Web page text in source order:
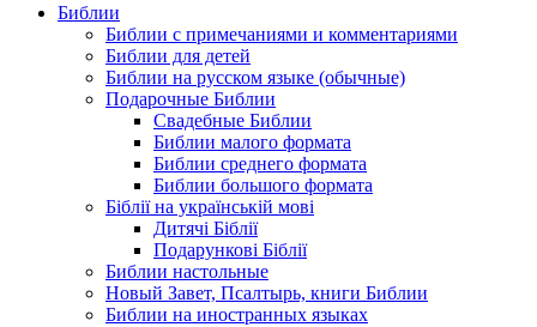
Библии
Библии с примечаниями и комментариями
Библии для детей
Библии на русском языке (обычные)
Подарочные Библии
Свадебные Библии
Библии малого формата
Библии среднего формата
Библии большого формата
Біблії на українській мові
Дитячі Біблії
Подарункові Біблії
Библии настольные
Новый Завет, Псалтырь, книги Библии
Библии на иностранных языках